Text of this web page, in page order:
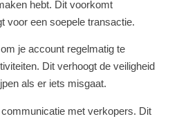
hebt. Dit voorkomt
voor een soepele transactie.
je account regelmatig te
Dit verhoogt de veiligheid
als er iets misgaat.
met verkopers. Dit